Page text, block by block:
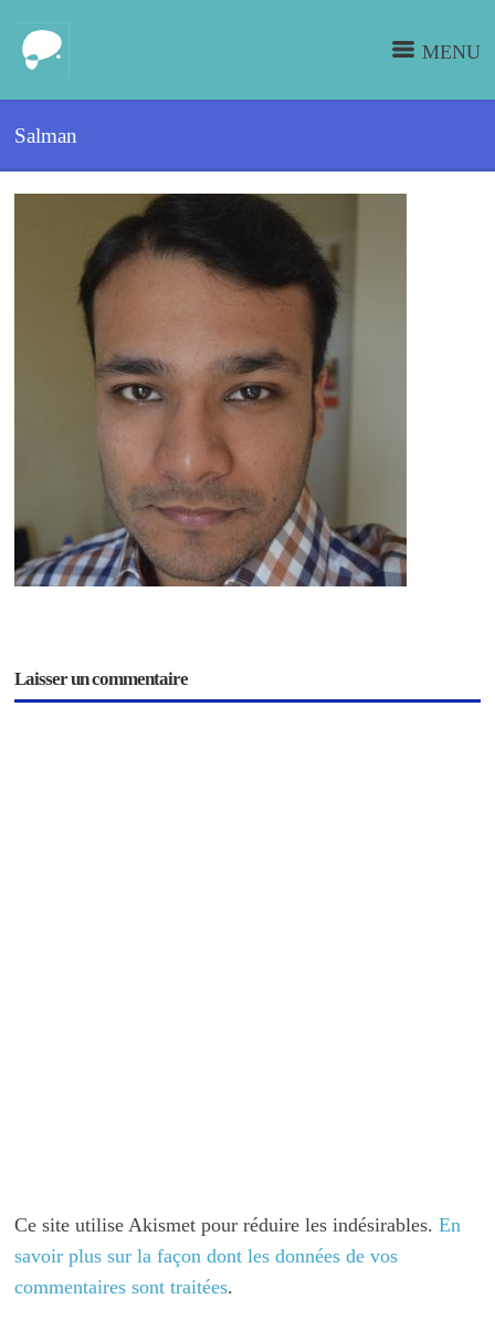
MENU
Salman
Laisser un commentaire
Ce site utilise Akismet pour réduire les indésirables.En
savoir plus sur la façon dont les données de vos
commentaires sont traitées.